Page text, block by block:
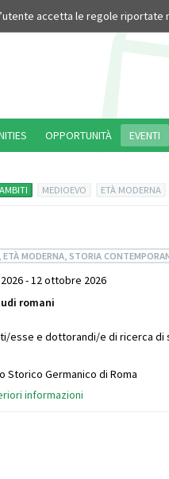
accetta le regole riportate
MEDIOEVO ETÀ MODERNA
ETÀ MODERNA, STORIA
- 12 ottobre 2026
romani
esse e dottorandi/e di ricerca di
Storico Germanico di Roma
informazioni
OPPORTUNITÀ EVENTI